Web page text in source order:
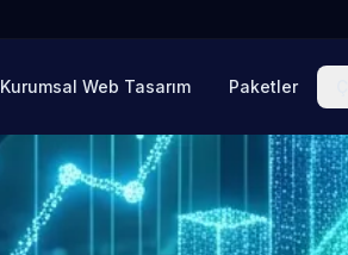
Kurumsal Web Tasarım Paketler